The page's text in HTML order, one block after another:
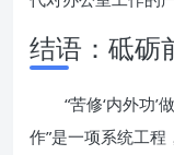
结语：砥砺
“苦修‘内外功’
作”是一项系统工